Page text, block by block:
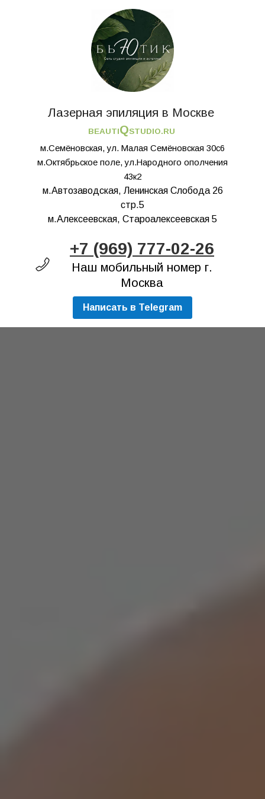
Лазерная эпиляция в Москве
BEAUTIQSTUDIO.RU
м.Семёновская, ул. Малая Семёновская 30с6
м.Октябрьское поле, ул.Народного ополчения
43к2
м.Автозаводская, Ленинская Слобода 26
стр.5
м.Алексеевская, Староалексеевская 5
+7 (969) 777-02-26
Наш мобильный номер г.
Москва
Написать в Telegram